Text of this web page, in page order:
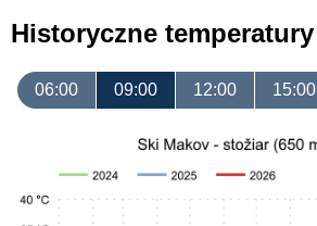
Historyczne temperatury
06:00 09:00 12:00 15:00